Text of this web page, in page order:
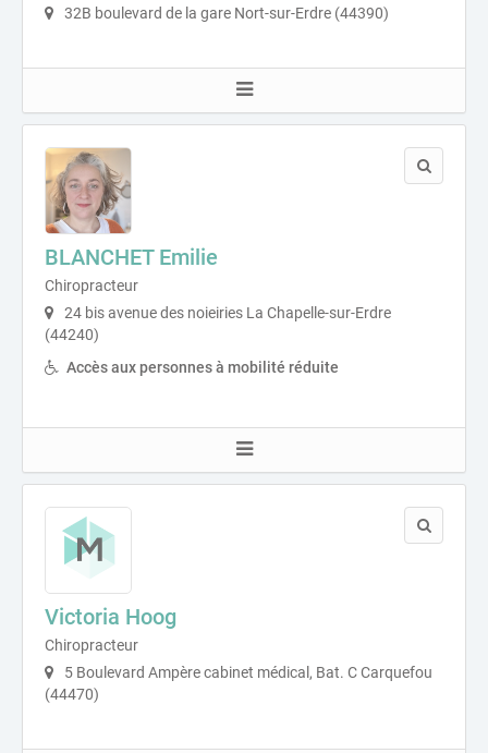
32B boulevard de la gare Nort-sur-Erdre (44390)
BLANCHET Emilie
Chiropracteur
24 bis avenue des noieiries La Chapelle-sur-Erdre
(44240)
Accès aux personnes à mobilité réduite
Victoria Hoog
Chiropracteur
5 Boulevard Ampère cabinet médical, Bat. C Carquefou
(44470)